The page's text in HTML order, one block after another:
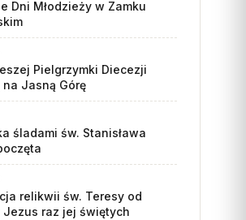
Dni Młodzieży w Zamku
Pielgrzymki Diecezji
Jasną Górę
śladami św. Stanisława
relikwii św. Teresy od
Jezus raz jej świętych